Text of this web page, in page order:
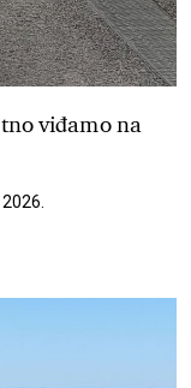
viđamo na